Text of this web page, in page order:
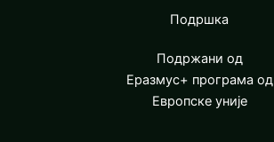
Подршка
Подржани од
Еразмус+ програма од
Европске уније